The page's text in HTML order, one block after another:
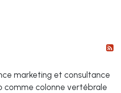
marketing et consultance
comme colonne vertébrale